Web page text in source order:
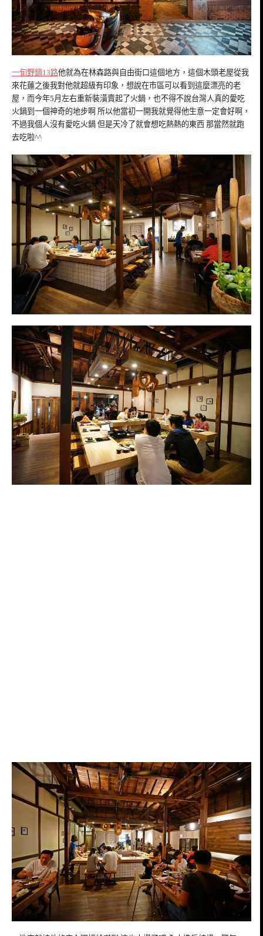
一旬野鍋13路他就為在林森路與自由街口這個地方，這個木頭老屋從我
來花蓮之後我對他就超級有印象，想說在市區可以看到這麼漂亮的老
屋，而今年5月左右重新裝潢賣起了火鍋，也不得不說台灣人真的愛吃
火鍋到一個神奇的地步啊 所以他當初一開我就覺得他生意一定會好啊，
不過我個人沒有愛吃火鍋 但是天冷了就會想吃熱熱的東西 那當然就跑
去吃啦^^